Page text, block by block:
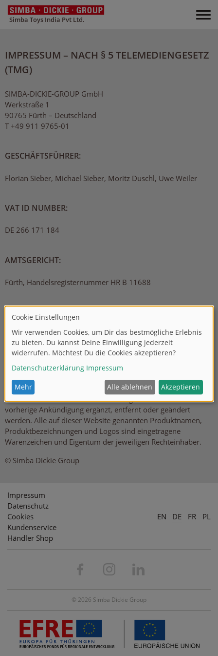
Simba Toys India Pvt Ltd.
IMPRESSUM – NACH § 5 TELEMEDIENGESETZ
(TMG)
SIMBA-DICKIE-GROUP GmbH
Werkstraße 1
90765 Fürth – Deutschland
T +49 911 9765-01
GESCHÄFTSFÜHRER:
Florian Sieber, Michael Sieber, Moritz Duschl, Uwe Weiler
VAT ID NUMBER:
DE 266 171 184
AMTSGERICHT:
Fürth, Handelsregisternummer HR B 11688
HAFTUNGSAUSSCHLUSS
Die bereitgestellten Informationen auf dieser Website wurden
sorgfältig geprüft und werden regelmäßig aktualisiert. Jedoch
kann keine Garantie dafür übernommen werden, dass alle
Angaben zu jeder Zeit vollständig, richtig und in letzter
Verbindungen („Links“) zu anderen Websites, auf die direkt
oder indirekt verwiesen wird. Alle Angaben können ohne
vorherige Ankündigung ergänzt, entfernt oder geändert
werden. Alle auf dieser Website genannten Produktnamen,
Produktbezeichnungen und Logos sind eingetragene
Warenzeichen und Eigentum der jeweiligen Rechteinhaber.
© Simba Dickie Group
Impressum
Datenschutz
Cookies
Kundenservice
Händler Shop
EN DE FR PL
© 2026 Simba Dickie Group